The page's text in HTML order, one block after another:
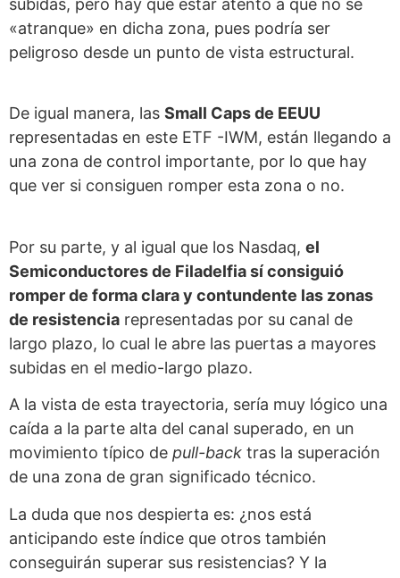
subidas, pero hay que estar atento a que no se
«atranque» en dicha zona, pues podría ser
peligroso desde un punto de vista estructural.
De igual manera, las Small Caps de EEUU
representadas en este ETF -IWM, están llegando a
una zona de control importante, por lo que hay
que ver si consiguen romper esta zona o no.
Por su parte, y al igual que los Nasdaq, el
Semiconductores de Filadelfia sí consiguió
romper de forma clara y contundente las zonas
de resistencia representadas por su canal de
largo plazo, lo cual le abre las puertas a mayores
subidas en el medio-largo plazo.
A la vista de esta trayectoria, sería muy lógico una
caída a la parte alta del canal superado, en un
movimiento típico de pull-back tras la superación
de una zona de gran significado técnico.
La duda que nos despierta es: ¿nos está
anticipando este índice que otros también
conseguirán superar sus resistencias? Y la